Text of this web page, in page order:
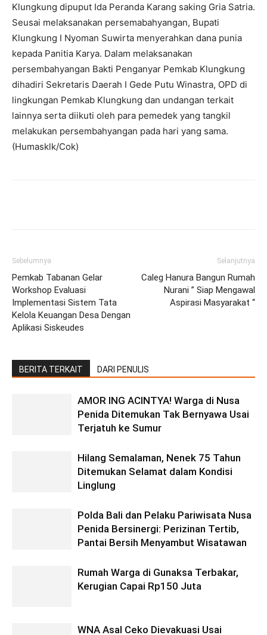
Klungkung dipuput Ida Peranda Karang saking Gria Satria.
Seusai melaksanakan persemabahyangan, Bupati
Klungkung I Nyoman Suwirta menyerahkan dana punia
kepada Panitia Karya. Dalam melaksanakan
persembahyangan Bakti Penganyar Pemkab Klungkung
dihadiri Sekretaris Daerah I Gede Putu Winastra, OPD di
lingkungan Pemkab Klungkung dan undangan terkait
lainnya serta diikuti oleh para pemedek yang tangkil
melakukan persembahyangan pada hari yang sama.
(Humasklk/Cok)
Sebelumnya
Pemkab Tabanan Gelar
Workshop Evaluasi
Implementasi Sistem Tata
Kelola Keuangan Desa Dengan
Aplikasi Siskeudes
Selanjutnya
Caleg Hanura Bangun Rumah
Nurani ” Siap Mengawal
Aspirasi Masyarakat “
BERITA TERKAIT DARI PENULIS
AMOR ING ACINTYA! Warga di Nusa
Penida Ditemukan Tak Bernyawa Usai
Terjatuh ke Sumur
Hilang Semalaman, Nenek 75 Tahun
Ditemukan Selamat dalam Kondisi
Linglung
Polda Bali dan Pelaku Pariwisata Nusa
Penida Bersinergi: Perizinan Tertib,
Pantai Bersih Menyambut Wisatawan
Rumah Warga di Gunaksa Terbakar,
Kerugian Capai Rp150 Juta
WNA Asal Ceko Dievakuasi Usai